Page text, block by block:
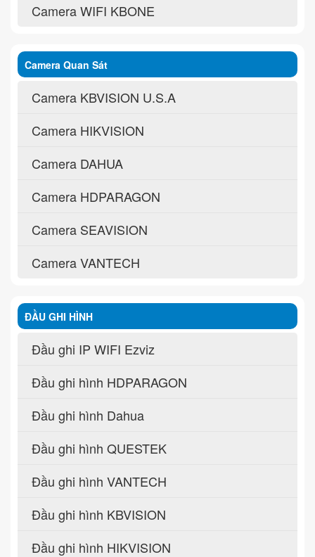
Camera WIFI KBONE
Camera Quan Sát
Camera KBVISION U.S.A
Camera HIKVISION
Camera DAHUA
Camera HDPARAGON
Camera SEAVISION
Camera VANTECH
ĐẦU GHI HÌNH
Đầu ghi IP WIFI Ezviz
Đầu ghi hình HDPARAGON
Đầu ghi hình Dahua
Đầu ghi hình QUESTEK
Đầu ghi hình VANTECH
Đầu ghi hình KBVISION
Đầu ghi hình HIKVISION